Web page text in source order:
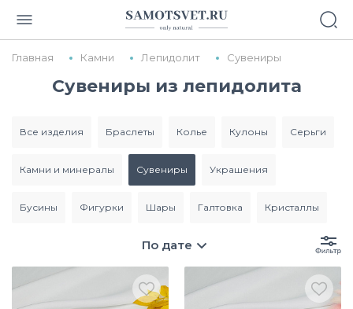
Главная Камни Лепидолит Сувениры
Сувениры из лепидолита
все изделия браслеты колье кулоны серьги
камни и минералы сувениры украшения
бусины фигурки шары галтовка кристаллы
По дате